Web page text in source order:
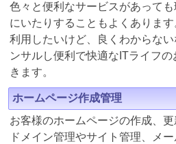
色々と便利なサービスがあって
にいたりすることもよくあります
利用したいけど、良くわからな
ンサルし便利で快適なITライフ
きます。
ホームページ作成管理
お客様のホームページの作成、更
ドメイン管理やサイト管理、メ